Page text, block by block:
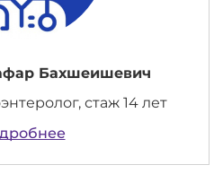
(3)
(3)
Бахшеишевич
стаж 14 лет